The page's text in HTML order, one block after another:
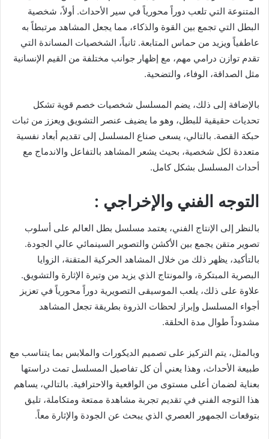
المتنوعة التي تلعب دوراً محورياً في سير الأحداث. أولاً، شخصية
البطل التي تجمع بين القوة والذكاء، مما يجعل المشاهد مرتبطاً به
عاطفياً ويزيد من حماس المتابعة. ثانياً، الشخصيات المساندة التي
تقدم توازن درامي مهم، مع إظهار جوانب مختلفة من القيم الإنسانية
مثل الصداقة، الوفاء، والتضحية.
بالإضافة إلى ذلك، يضم المسلسل شخصيات خصم قوية تشكل
تحديات حقيقية للبطل، وهو ما يضيف عنصر التشويق ويعزز من ثبات
حبكة القصة. بالتالي، يسعى صناع المسلسل إلى تقديم أبعاد نفسية
متعددة لكل شخصية، بحيث يشعر المشاهد بالتفاعل والاندماج مع
أحداث المسلسل بشكل كامل.
التوجه الفني والإخراجي :
بالنظر إلى الإنتاج الفني، يعتمد مسلسل بطل العالم على أسلوب
تصوير متقن يجمع بين الأكشن والتصوير السينمائي عالي الجودة.
بالتأكيد، يظهر ذلك من خلال المشاهد الحركية المتقنة، الزوايا
البصرية المبتكرة، والمونتاج الذي يزيد من وتيرة الإثارة والتشويق.
علاوة على ذلك، يلعب الموسيقى التصويرية دوراً محورياً في تعزيز
أجواء المسلسل وإبراز لحظات الذروة بطريقة تجعل المشاهد
مشدوداً طوال مدة الحلقة.
وبالمثل، يتم التركيز على تصميم الديكورات والملابس بما يتناسب مع
طبيعة الأحداث، وهذا يعني أن كل تفاصيل المسلسل تمت دراستها
بعناية لضمان أعلى مستوى من الواقعية والاحترافية. بالتالي، يساهم
هذا التوجه الفني في تقديم تجربة مشاهدة ممتعة ومتكاملة، تليق
بتوقعات الجمهور العصري الذي يبحث عن الجودة والإثارة معاً.